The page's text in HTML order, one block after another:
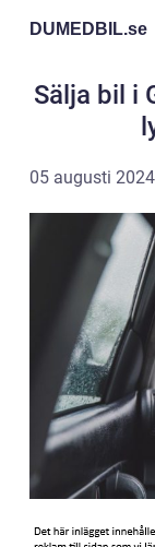
DUMEDBIL.se
Sälja bil i
05 augusti 2024